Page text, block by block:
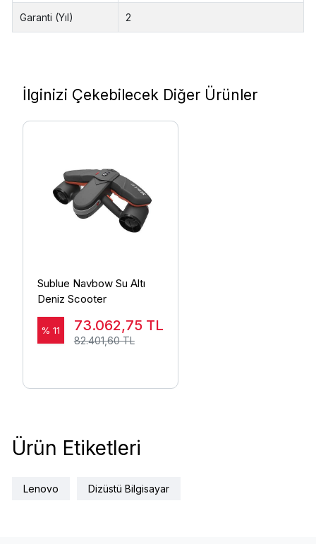
Garanti (Yıl) 2
İlginizi Çekebilecek Diğer Ürünler
Sublue Navbow Su Altı
Deniz Scooter
% 11 73.062,75 TL
82.401,60 TL
Ürün Etiketleri
Lenovo Dizüstü Bilgisayar